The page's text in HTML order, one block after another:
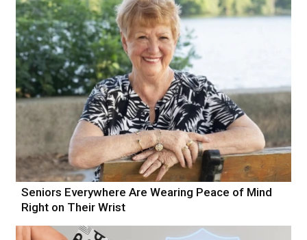
Seniors Everywhere Are Wearing Peace of Mind
Right on Their Wrist